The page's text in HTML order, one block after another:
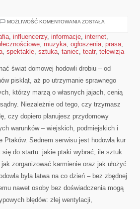
MOŻLIWOŚĆ KOMENTOWANIA KURY
ZOSTAŁA
, influencerzy, informacje, internet,
, muzyka, ogłoszenia, prasa,
, spektakle, sztuka, taniec, teatr, telewizja
świat domowej hodowli drobiu – od
piskląt, aż po utrzymanie sprawnego
którzy marzą o własnych jajach, cenią
Niezależnie od tego, czy trzymasz
czy dopiero planujesz przydomowy
warunków – wiejskich, podmiejskich i
Ptaków. Sednem serwisu jest hodowla kur
do startu: jakie ptaki wybrać, ile sztuk
zorganizować karmienie oraz jak ułożyć
była łatwa na co dzień – bez zbędnej
nawet osoby bez doświadczenia mogą
błędów: złej wentylacji,